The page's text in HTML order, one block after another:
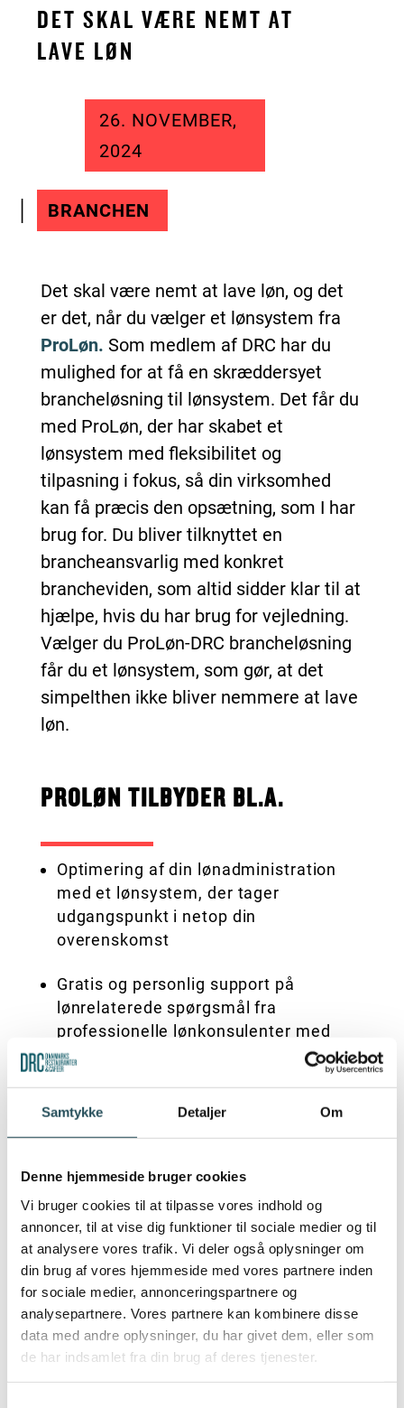
Samtykke Detaljer Om
Denne hjemmeside bruger cookies
Vi bruger cookies til at tilpasse vores indhold og
annoncer, til at vise dig funktioner til sociale medier og til
at analysere vores trafik. Vi deler også oplysninger om
din brug af vores hjemmeside med vores partnere inden
for sociale medier, annonceringspartnere og
analysepartnere. Vores partnere kan kombinere disse
data med andre oplysninger, du har givet dem, eller som
de har indsamlet fra din brug af deres tjenester.
DET SKAL VÆRE NEMT AT
LAVE LØN
26. NOVEMBER,
2024
BRANCHEN
Det skal være nemt at lave løn, og det
er det, når du vælger et lønsystem fra
ProLøn. Som medlem af DRC har du
mulighed for at få en skræddersyet
brancheløsning til lønsystem. Det får du
med ProLøn, der har skabet et
lønsystem med fleksibilitet og
tilpasning i fokus, så din virksomhed
kan få præcis den opsætning, som I har
brug for. Du bliver tilknyttet en
brancheansvarlig med konkret
brancheviden, som altid sidder klar til at
hjælpe, hvis du har brug for vejledning.
Vælger du ProLøn-DRC brancheløsning
får du et lønsystem, som gør, at det
simpelthen ikke bliver nemmere at lave
løn.
PROLØN TILBYDER BL.A.
Optimering af din lønadministration
med et lønsystem, der tager
udgangspunkt i netop din
overenskomst
Gratis og personlig support på
lønrelaterede spørgsmål fra
professionelle lønkonsulenter med
specifik viden inden for
restaurationsbranchen
Mulighed for at oprette egne lønarter,
f.eks. drikkepenge
Mulighed for automatisk udbetaling af
særlig opsparing
Mulighed for styring af ferie,
feriefridage og afspadseringstimerne
Mulighed for oprettelse af
medarbejdereprofiler f.eks. tjenere,